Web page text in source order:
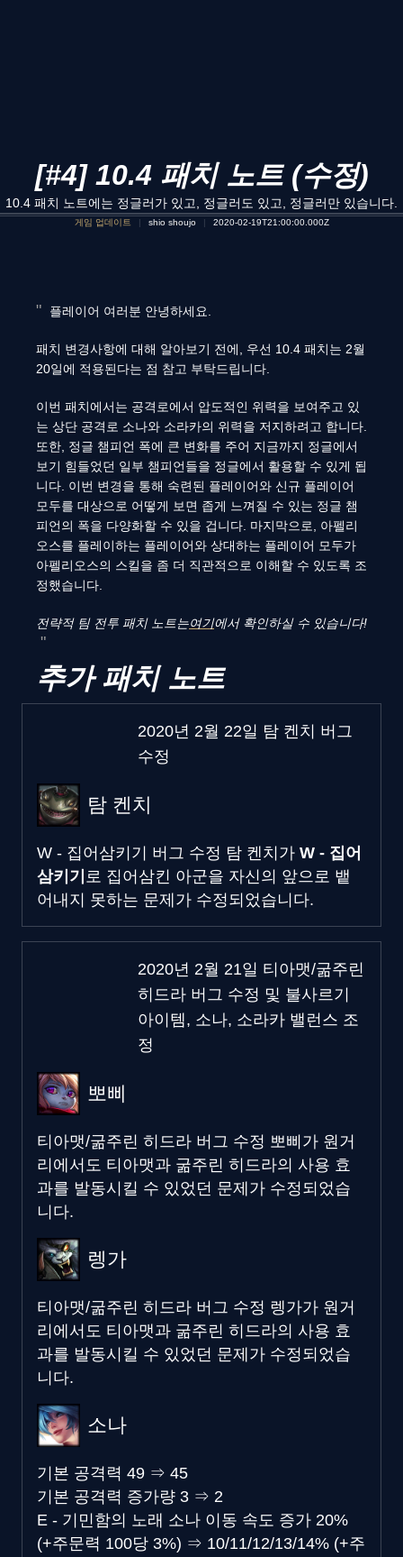
[#4] 10.4 패치 노트 (수정)
10.4 패치 노트에는 정글러가 있고, 정글러도 있고, 정글러만 있습니다.
게임 업데이트 shio shoujo 2020-02-19T21:00:00.000Z
플레이어 여러분 안녕하세요.
패치 변경사항에 대해 알아보기 전에, 우선 10.4 패치는 2월
20일에 적용된다는 점 참고 부탁드립니다.
이번 패치에서는 공격로에서 압도적인 위력을 보여주고 있
는 상단 공격로 소나와 소라카의 위력을 저지하려고 합니다.
또한, 정글 챔피언 폭에 큰 변화를 주어 지금까지 정글에서
보기 힘들었던 일부 챔피언들을 정글에서 활용할 수 있게 됩
니다. 이번 변경을 통해 숙련된 플레이어와 신규 플레이어
모두를 대상으로 어떻게 보면 좁게 느껴질 수 있는 정글 챔
피언의 폭을 다양화할 수 있을 겁니다. 마지막으로, 아펠리
오스를 플레이하는 플레이어와 상대하는 플레이어 모두가
아펠리오스의 스킬을 좀 더 직관적으로 이해할 수 있도록 조
정했습니다.
전략적 팀 전투 패치 노트는여기에서 확인하실 수 있습니다!
추가 패치 노트
2020년 2월 22일 탐 켄치 버그
수정
탐 켄치
W - 집어삼키기 버그 수정 탐 켄치가 W - 집어
삼키기 로 집어삼킨 아군을 자신의 앞으로 뱉
어내지 못하는 문제가 수정되었습니다.
2020년 2월 21일 티아맷/굶주린
히드라 버그 수정 및 불사르기
아이템, 소나, 소라카 밸런스 조
정
뽀삐
티아맷/굶주린 히드라 버그 수정 뽀삐가 원거
리에서도 티아맷과 굶주린 히드라의 사용 효
과를 발동시킬 수 있었던 문제가 수정되었습
니다.
렝가
티아맷/굶주린 히드라 버그 수정 렝가가 원거
리에서도 티아맷과 굶주린 히드라의 사용 효
과를 발동시킬 수 있었던 문제가 수정되었습
니다.
소나
기본 공격력 49 ⇒ 45
기본 공격력 증가량 3 ⇒ 2
E - 기민함의 노래 소나 이동 속도 증가 20%
(+주문력 100당 3%) ⇒ 10/11/12/13/14% (+주